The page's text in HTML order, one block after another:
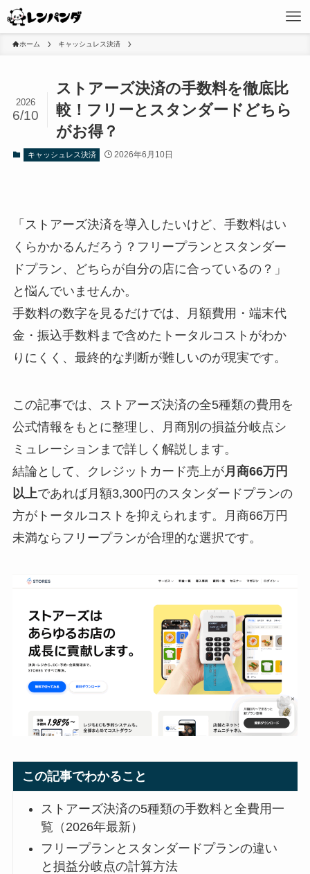
ホーム キャッシュレス決済
ストアーズ決済の手数料を徹底比
較！フリーとスタンダードどちら
がお得？
2026
6/10
キャッシュレス決済 2026年6月10日
「ストアーズ決済を導入したいけど、手数料はい
くらかかるんだろう？フリープランとスタンダー
ドプラン、どちらが自分の店に合っているの？」
と悩んでいませんか。
手数料の数字を見るだけでは、月額費用・端末代
金・振込手数料まで含めたトータルコストがわか
りにくく、最終的な判断が難しいのが現実です。
この記事では、ストアーズ決済の全5種類の費用を
公式情報をもとに整理し、月商別の損益分岐点シ
ミュレーションまで詳しく解説します。
結論として、クレジットカード売上が月商66万円
以上であれば月額3,300円のスタンダードプランの
方がトータルコストを抑えられます。月商66万円
未満ならフリープランが合理的な選択です。
この記事でわかること
ストアーズ決済の5種類の手数料と全費用一
覧（2026年最新）
フリープランとスタンダードプランの違い
と損益分岐点の計算方法